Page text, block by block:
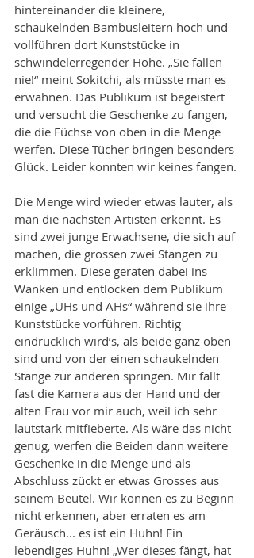
hintereinander die kleinere,
schaukelnden Bambusleitern hoch und
vollführen dort Kunststücke in
schwindelerregender Höhe. „Sie fallen
nie!“ meint Sokitchi, als müsste man es
erwähnen. Das Publikum ist begeistert
und versucht die Geschenke zu fangen,
die die Füchse von oben in die Menge
werfen. Diese Tücher bringen besonders
Glück. Leider konnten wir keines fangen.
Die Menge wird wieder etwas lauter, als
man die nächsten Artisten erkennt. Es
sind zwei junge Erwachsene, die sich auf
machen, die grossen zwei Stangen zu
erklimmen. Diese geraten dabei ins
Wanken und entlocken dem Publikum
einige „UHs und AHs“ während sie ihre
Kunststücke vorführen. Richtig
eindrücklich wird’s, als beide ganz oben
sind und von der einen schaukelnden
Stange zur anderen springen. Mir fällt
fast die Kamera aus der Hand und der
alten Frau vor mir auch, weil ich sehr
lautstark mitfieberte. Als wäre das nicht
genug, werfen die Beiden dann weitere
Geschenke in die Menge und als
Abschluss zückt er etwas Grosses aus
seinem Beutel. Wir können es zu Beginn
nicht erkennen, aber erraten es am
Geräusch... es ist ein Huhn! Ein
lebendiges Huhn! „Wer dieses fängt, hat